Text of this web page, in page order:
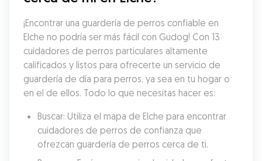
¡Encontrar una guardería de perros confiable en
Elche no podría ser más fácil con Gudog! Con 13
cuidadores de perros particulares altamente
calificados y listos para ofrecerte un servicio de
guardería de día para perros, ya sea en tu hogar o
en el de ellos. Todo lo que necesitas hacer es:
Buscar: Utiliza el mapa de Elche para encontrar
cuidadores de perros de confianza que
ofrezcan guardería de perros cerca de ti.